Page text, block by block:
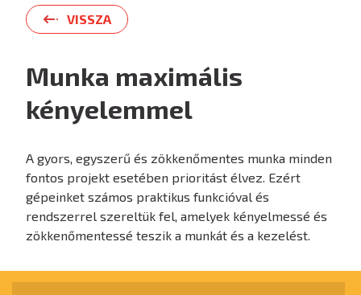
VISSZA
Munka maximális
kényelemmel
A gyors, egyszerű és zökkenőmentes munka minden
fontos projekt esetében prioritást élvez. Ezért
gépeinket számos praktikus funkcióval és
rendszerrel szereltük fel, amelyek kényelmessé és
zökkenőmentessé teszik a munkát és a kezelést.